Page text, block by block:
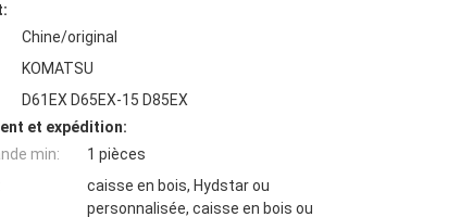
Chine/original
KOMATSU
D61EX D65EX-15 D85EX
et expédition:
min:
1 pièces
caisse en bois, Hydstar ou
personnalisée, caisse en bois ou